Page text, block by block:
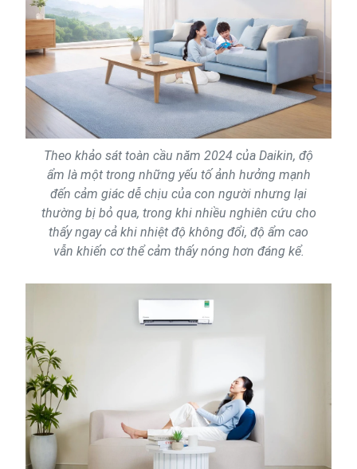
Theo khảo sát toàn cầu năm 2024 của Daikin, độ
ẩm là một trong những yếu tố ảnh hưởng mạnh
đến cảm giác dễ chịu của con người nhưng lại
thường bị bỏ qua, trong khi nhiều nghiên cứu cho
thấy ngay cả khi nhiệt độ không đổi, độ ẩm cao
vẫn khiến cơ thể cảm thấy nóng hơn đáng kể.